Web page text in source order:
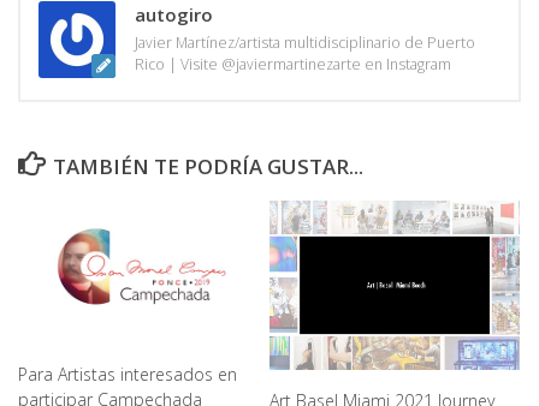
autogiro
Javier Martínez/artista multidisciplinario de Puerto
Rico | Visite @javiermartinezarte en Instagram
TAMBIÉN TE PODRÍA GUSTAR...
Para Artistas interesados en
participar Campechada
Art Basel Miami 2021 Journey